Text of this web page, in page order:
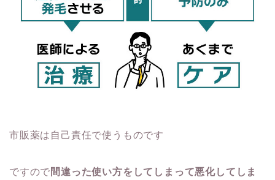
市販薬は自己責任で使うものです
ですので間違った使い方をしてしまって悪化してしま